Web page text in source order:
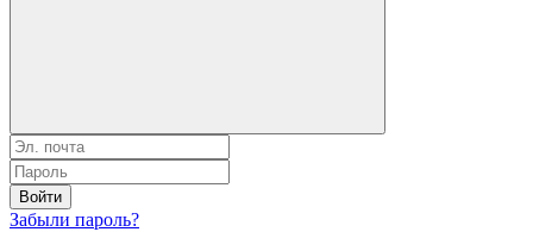
Войти
Забыли пароль?